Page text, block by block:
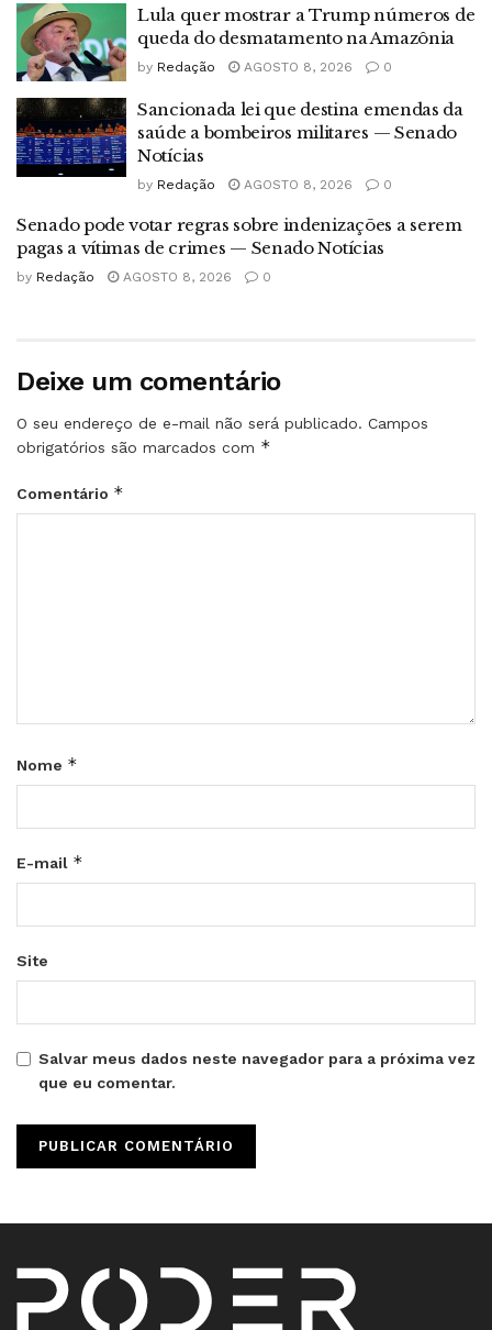
Lula quer mostrar a Trump números de
queda do desmatamento na Amazônia
by Redação AGOSTO 8, 2026 0
Sancionada lei que destina emendas da
saúde a bombeiros militares — Senado
Notícias
by Redação AGOSTO 8, 2026 0
Senado pode votar regras sobre indenizações a serem
pagas a vítimas de crimes — Senado Notícias
by Redação AGOSTO 8, 2026 0
Deixe um comentário
O seu endereço de e-mail não será publicado. Campos
obrigatórios são marcados com *
Comentário *
Nome *
E-mail *
Site
Salvar meus dados neste navegador para a próxima vez
que eu comentar.